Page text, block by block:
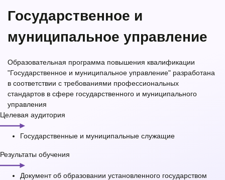
Государственное и
муниципальное управление
Образовательная программа повышения квалификации
"Государственное и муниципальное управление" разработана
в соответствии с требованиями профессиональных
стандартов в сфере государственного и муниципального
управления
Целевая аудитория
Государственные и муниципальные служащие
Результаты обучения
Документ об образовании установленного государством